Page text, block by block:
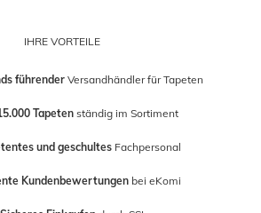
IHRE VORTEILE
führender Versandhändler für Tapeten
Tapeten ständig im Sortiment
und geschultes Fachpersonal
Kundenbewertungen bei eKomi